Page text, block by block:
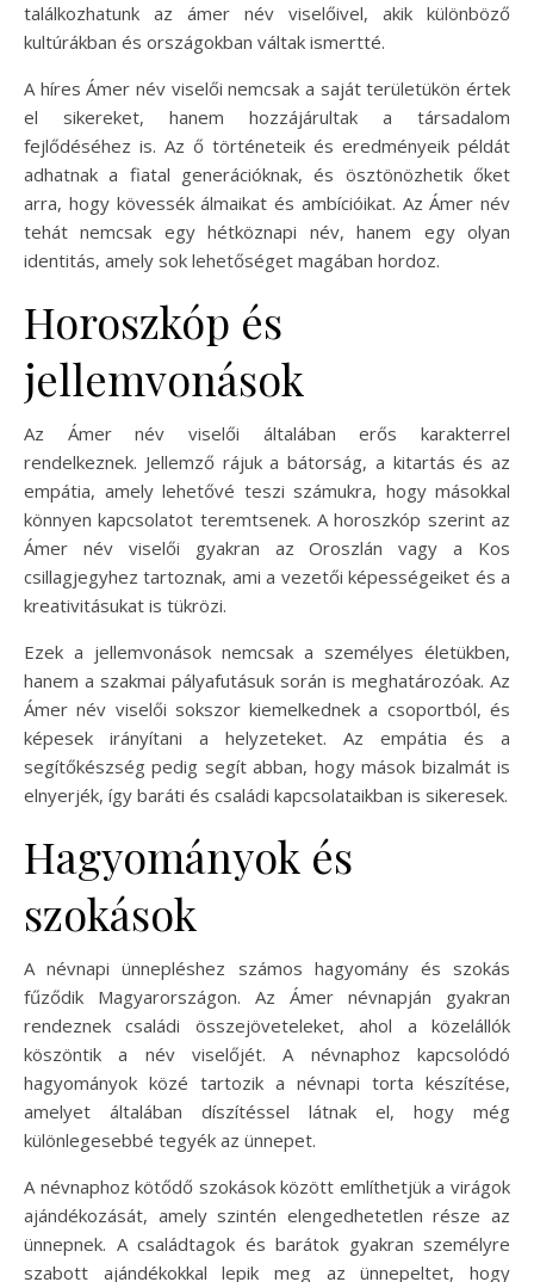
találkozhatunk az ámer név viselőivel, akik különböző
kultúrákban és országokban váltak ismertté.
A híres Ámer név viselői nemcsak a saját területükön értek
el sikereket, hanem hozzájárultak a társadalom
fejlődéséhez is. Az ő történeteik és eredményeik példát
adhatnak a fiatal generációknak, és ösztönözhetik őket
arra, hogy kövessék álmaikat és ambícióikat. Az Ámer név
tehát nemcsak egy hétköznapi név, hanem egy olyan
identitás, amely sok lehetőséget magában hordoz.
Horoszkóp és
jellemvonások
Az Ámer név viselői általában erős karakterrel
rendelkeznek. Jellemző rájuk a bátorság, a kitartás és az
empátia, amely lehetővé teszi számukra, hogy másokkal
könnyen kapcsolatot teremtsenek. A horoszkóp szerint az
Ámer név viselői gyakran az Oroszlán vagy a Kos
csillagjegyhez tartoznak, ami a vezetői képességeiket és a
kreativitásukat is tükrözi.
Ezek a jellemvonások nemcsak a személyes életükben,
hanem a szakmai pályafutásuk során is meghatározóak. Az
Ámer név viselői sokszor kiemelkednek a csoportból, és
képesek irányítani a helyzeteket. Az empátia és a
segítőkészség pedig segít abban, hogy mások bizalmát is
elnyerjék, így baráti és családi kapcsolataikban is sikeresek.
Hagyományok és
szokások
A névnapi ünnepléshez számos hagyomány és szokás
fűződik Magyarországon. Az Ámer névnapján gyakran
rendeznek családi összejöveteleket, ahol a közelállók
köszöntik a név viselőjét. A névnaphoz kapcsolódó
hagyományok közé tartozik a névnapi torta készítése,
amelyet általában díszítéssel látnak el, hogy még
különlegesebbé tegyék az ünnepet.
A névnaphoz kötődő szokások között említhetjük a virágok
ajándékozását, amely szintén elengedhetetlen része az
ünnepnek. A családtagok és barátok gyakran személyre
szabott ajándékokkal lepik meg az ünnepeltet, hogy